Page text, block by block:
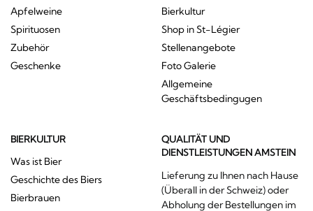
Apfelweine
Spirituosen
Zubehör
Geschenke
Bierkultur
Shop in St-Légier
Stellenangebote
Foto Galerie
Allgemeine
Geschäftsbedingugen
BIERKULTUR
Was ist Bier
Geschichte des Biers
Bierbrauen
QUALITÄT UND
DIENSTLEISTUNGEN AMSTEIN
Lieferung zu Ihnen nach Hause
(Überall in der Schweiz) oder
Abholung der Bestellungen im